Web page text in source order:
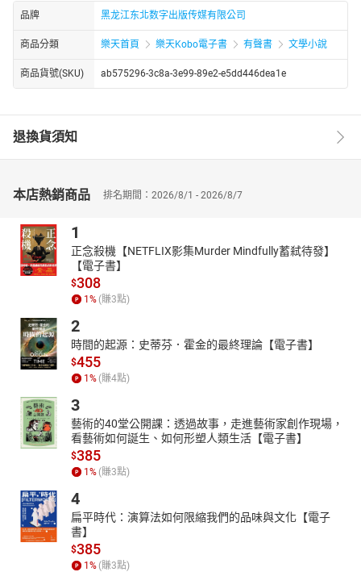
品牌 黑龙江东北数字出版传媒有限公司
商品分類 樂天首頁 樂天Kobo電子書 有聲書 文學小說
商品貨號(SKU) ab575296-3c8a-3e99-89e2-e5dd446dea1e
退換貨須知
本店熱銷商品 排名期間：2026/8/1 - 2026/8/7
1
正念殺機【NETFLIX影集Murder Mindfully蓄弒待發】
【電子書】
$308
1% (賺3點)
2
時間的起源：史蒂芬．霍金的最終理論【電子書】
$455
1% (賺4點)
3
藝術的40堂公開課：透過故事，走進藝術家創作現場，
看藝術如何誕生、如何形塑人類生活【電子書】
$385
1% (賺3點)
4
扁平時代：演算法如何限縮我們的品味與文化【電子
書】
$385
1% (賺3點)